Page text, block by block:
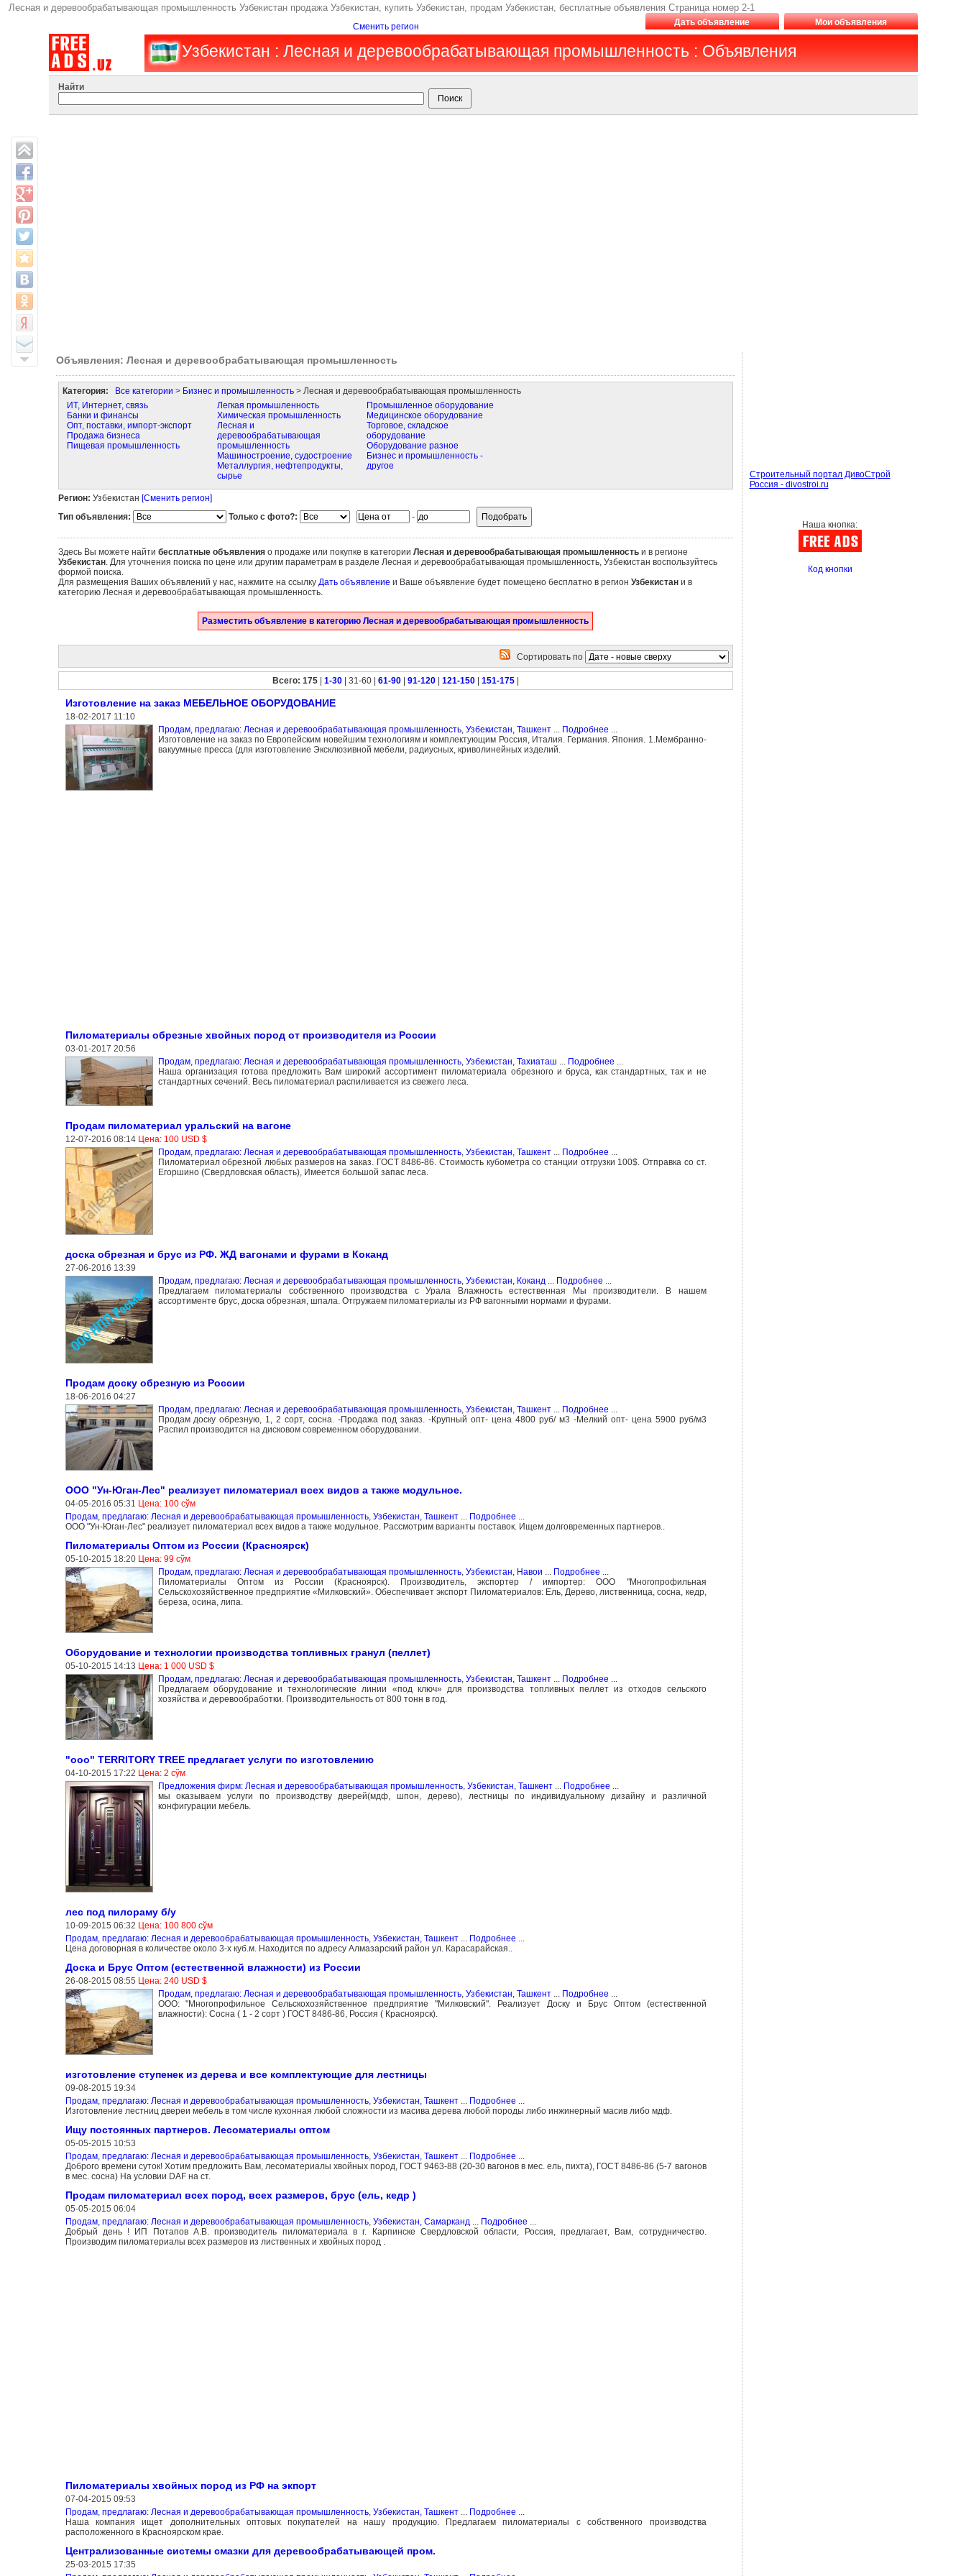
Лесная и деревообрабатывающая промышленность Узбекистан продажа Узбекистан, купить Узбекистан, продам Узбекистан, бесплатные объявления Страница номер 2-1
Сменить регион Дать объявление Мои объявления
Узбекистан : Лесная и деревообрабатывающая промышленность : Объявления
Найти
Объявления: Лесная и деревообрабатывающая промышленность
Категория: Все категории > Бизнес и промышленность> Лесная и деревообрабатывающая промышленность
ИТ, Интернет, связь
Банки и финансы
Опт, поставки, импорт-экспорт
Продажа бизнеса
Пищевая промышленность
Легкая промышленность
Химическая промышленность
Лесная и
деревообрабатывающая
промышленность
Машиностроение, судостроение
Металлургия, нефтепродукты,
сырье
Промышленное оборудование
Медицинское оборудование
Торговое, складское
оборудование
Оборудование разное
Бизнес и промышленность -
другое
Регион: Узбекистан [Сменить регион]
Тип объявления:
Только с фото?: -
Здесь Вы можете найти бесплатные объявленияо продаже или покупке в категории Лесная и деревообрабатывающая промышленностьи в регионе
Узбекистан. Для уточнения поиска по цене или другим параметрам в разделе Лесная и деревообрабатывающая промышленность, Узбекистан воспользуйтесь
формой поиска.
Для размещения Ваших объявлений у нас, нажмите на ссылку Дать объявление и Ваше объявление будет помещено бесплатно в регион Узбекистани в
категорию Лесная и деревообрабатывающая промышленность.
Разместить объявление в категорию Лесная и деревообрабатывающая промышленность
Сортировать по
Всего: 175| 1-30| 31-60 | 61-90| 91-120| 121-150| 151-175|
Изготовление на заказ МЕБЕЛЬНОЕ ОБОРУДОВАНИЕ
18-02-2017 11:10
Продам, предлагаю: Лесная и деревообрабатывающая промышленность, Узбекистан, Ташкент... Подробнее ...
Изготовление на заказ по Европейским новейшим технологиям и комплектующим Россия, Италия. Германия. Япония. 1.Мембранно-
вакуумные пресса (для изготовление Эксклюзивной мебели, радиусных, криволинейных изделий.
Пиломатериалы обрезные хвойных пород от производителя из России
03-01-2017 20:56
Продам, предлагаю: Лесная и деревообрабатывающая промышленность, Узбекистан, Тахиаташ ... Подробнее ...
Наша организация готова предложить Вам широкий ассортимент пиломатериала обрезного и бруса, как стандартных, так и не
стандартных сечений. Весь пиломатериал распиливается из свежего леса.
Продам пиломатериал уральский на вагоне
12-07-2016 08:14 Цена: 100 USD $
Продам, предлагаю: Лесная и деревообрабатывающая промышленность, Узбекистан, Ташкент... Подробнее ...
Пиломатериал обрезной любых размеров на заказ. ГОСТ 8486-86. Стоимость кубометра со станции отгрузки 100$. Отправка со ст.
Егоршино (Свердловская область), Имеется большой запас леса.
доска обрезная и брус из РФ. ЖД вагонами и фурами в Коканд
27-06-2016 13:39
Продам, предлагаю: Лесная и деревообрабатывающая промышленность, Узбекистан, Коканд... Подробнее ...
Предлагаем пиломатериалы собственного производства с Урала Влажность естественная Мы производители. В нашем
ассортименте брус, доска обрезная, шпала. Отгружаем пиломатериалы из РФ вагонными нормами и фурами.
Продам доску обрезную из России
18-06-2016 04:27
Продам, предлагаю: Лесная и деревообрабатывающая промышленность, Узбекистан, Ташкент... Подробнее ...
Продам доску обрезную, 1, 2 сорт, сосна. -Продажа под заказ. -Крупный опт- цена 4800 руб/ м3 -Мелкий опт- цена 5900 руб/м3
Распил производится на дисковом современном оборудовании.
ООО "Ун-Юган-Лес" реализует пиломатериал всех видов а также модульное.
04-05-2016 05:31 Цена: 100 сўм
Продам, предлагаю: Лесная и деревообрабатывающая промышленность, Узбекистан, Ташкент... Подробнее ...
ООО "Ун-Юган-Лес" реализует пиломатериал всех видов а также модульное. Рассмотрим варианты поставок. Ищем долговременных партнеров..
Пиломатериалы Оптом из России (Красноярск)
05-10-2015 18:20 Цена: 99 сўм
Продам, предлагаю: Лесная и деревообрабатывающая промышленность, Узбекистан, Навои ... Подробнее ...
Пиломатериалы Оптом из России (Красноярск). Производитель, экспортер / импортер: ООО "Многопрофильная
Сельскохозяйственное предприятие «Милковский». Обеспечивает экспорт Пиломатериалов: Ель, Дерево, лиственница, сосна, кедр,
береза, осина, липа.
Оборудование и технологии производства топливных гранул (пеллет)
05-10-2015 14:13 Цена: 1 000 USD $
Продам, предлагаю: Лесная и деревообрабатывающая промышленность, Узбекистан, Ташкент... Подробнее ...
Предлагаем оборудование и технологические линии «под ключ» для производства топливных пеллет из отходов сельского
хозяйства и деревообработки. Производительность от 800 тонн в год.
"ооо" TERRITORY TREE предлагает услуги по изготовлению
04-10-2015 17:22 Цена: 2 сўм
Предложения фирм: Лесная и деревообрабатывающая промышленность, Узбекистан, Ташкент... Подробнее ...
мы оказываем услуги по производству дверей(мдф, шпон, дерево), лестницы по индивидуальному дизайну и различной
конфигурации мебель.
лес под пилораму б/у
10-09-2015 06:32 Цена: 100 800 сўм
Продам, предлагаю: Лесная и деревообрабатывающая промышленность, Узбекистан, Ташкент... Подробнее ...
Цена договорная в количестве около 3-х куб.м. Находится по адресу Алмазарский район ул. Карасарайская..
Доска и Брус Оптом (естественной влажности) из России
26-08-2015 08:55 Цена: 240 USD $
Продам, предлагаю: Лесная и деревообрабатывающая промышленность, Узбекистан, Ташкент... Подробнее ...
ООО: "Многопрофильное Сельскохозяйственное предприятие "Милковский". Реализует Доску и Брус Оптом (естественной
влажности): Сосна ( 1 - 2 сорт ) ГОСТ 8486-86, Россия ( Красноярск).
изготовление ступенек из дерева и все комплектующие для лестницы
09-08-2015 19:34
Продам, предлагаю: Лесная и деревообрабатывающая промышленность, Узбекистан, Ташкент... Подробнее ...
Изготовление лестниц двереи мебель в том числе кухонная любой сложности из масива дерева любой породы либо инжинерный масив либо мдф.
Ищу постоянных партнеров. Лесоматериалы оптом
05-05-2015 10:53
Продам, предлагаю: Лесная и деревообрабатывающая промышленность, Узбекистан, Ташкент... Подробнее ...
Доброго времени суток! Хотим предложить Вам, лесоматериалы хвойных пород, ГОСТ 9463-88 (20-30 вагонов в мес. ель, пихта), ГОСТ 8486-86 (5-7 вагонов
в мес. сосна) На условии DAF на ст.
Продам пиломатериал всех пород, всех размеров, брус (ель, кедр )
05-05-2015 06:04
Продам, предлагаю: Лесная и деревообрабатывающая промышленность, Узбекистан, Самарканд... Подробнее ...
Добрый день ! ИП Потапов А.В. производитель пиломатериала в г. Карпинске Свердловской области, Россия, предлагает, Вам, сотрудничество.
Производим пиломатериалы всех размеров из лиственных и хвойных пород .
Пиломатериалы хвойных пород из РФ на экпорт
07-04-2015 09:53
Продам, предлагаю: Лесная и деревообрабатывающая промышленность, Узбекистан, Ташкент... Подробнее ...
Наша компания ищет дополнительных оптовых покупателей на нашу продукцию. Предлагаем пиломатериалы с собственного производства
расположенного в Красноярском крае.
Централизованные системы смазки для деревообрабатывающей пром.
25-03-2015 17:35
Строительный портал ДивоСтрой
Россия - divostroi.ru
Наша кнопка:
Код кнопки